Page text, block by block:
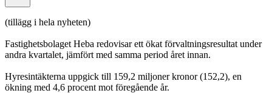
(tillägg i hela nyheten)
Fastighetsbolaget Heba redovisar ett ökat förvaltningsresultat under
andra kvartalet, jämfört med samma period året innan.
Hyresintäkterna uppgick till 159,2 miljoner kronor (152,2), en
ökning med 4,6 procent mot föregående år.